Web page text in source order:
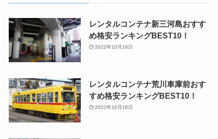
レンタルコンテナ新三河島おすす
め格安ランキングBEST10！
2022年10月16日
レンタルコンテナ荒川車庫前おす
すめ格安ランキングBEST10！
2022年10月16日